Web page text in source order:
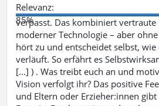
Relevanz:
85%
verpasst. Das kombiniert
moderner Technologie – aber
hört zu und entscheidet selbst, wie
verläuft. So erfährt es
[...] ) . Was treibt euch an und
Vision verfolgt ihr? Das positive
und Eltern oder Erzieher:innen